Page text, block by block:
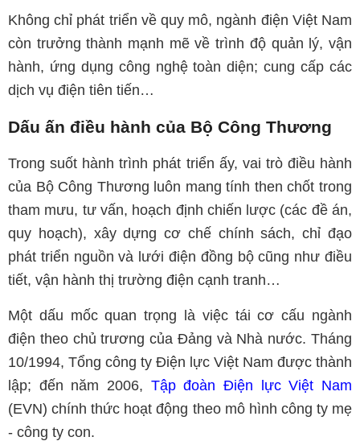
Không chỉ phát triển về quy mô, ngành điện Việt Nam
còn trưởng thành mạnh mẽ về trình độ quản lý, vận
hành, ứng dụng công nghệ toàn diện; cung cấp các
dịch vụ điện tiên tiến…
Dấu ấn điều hành của Bộ Công Thương
Trong suốt hành trình phát triển ấy, vai trò điều hành
của Bộ Công Thương luôn mang tính then chốt trong
tham mưu, tư vấn, hoạch định chiến lược (các đề án,
quy hoạch), xây dựng cơ chế chính sách, chỉ đạo
phát triển nguồn và lưới điện đồng bộ cũng như điều
tiết, vận hành thị trường điện cạnh tranh…
Một dấu mốc quan trọng là việc tái cơ cấu ngành
điện theo chủ trương của Đảng và Nhà nước. Tháng
10/1994, Tổng công ty Điện lực Việt Nam được thành
lập; đến năm 2006, Tập đoàn Điện lực Việt Nam
(EVN) chính thức hoạt động theo mô hình công ty mẹ
- công ty con.